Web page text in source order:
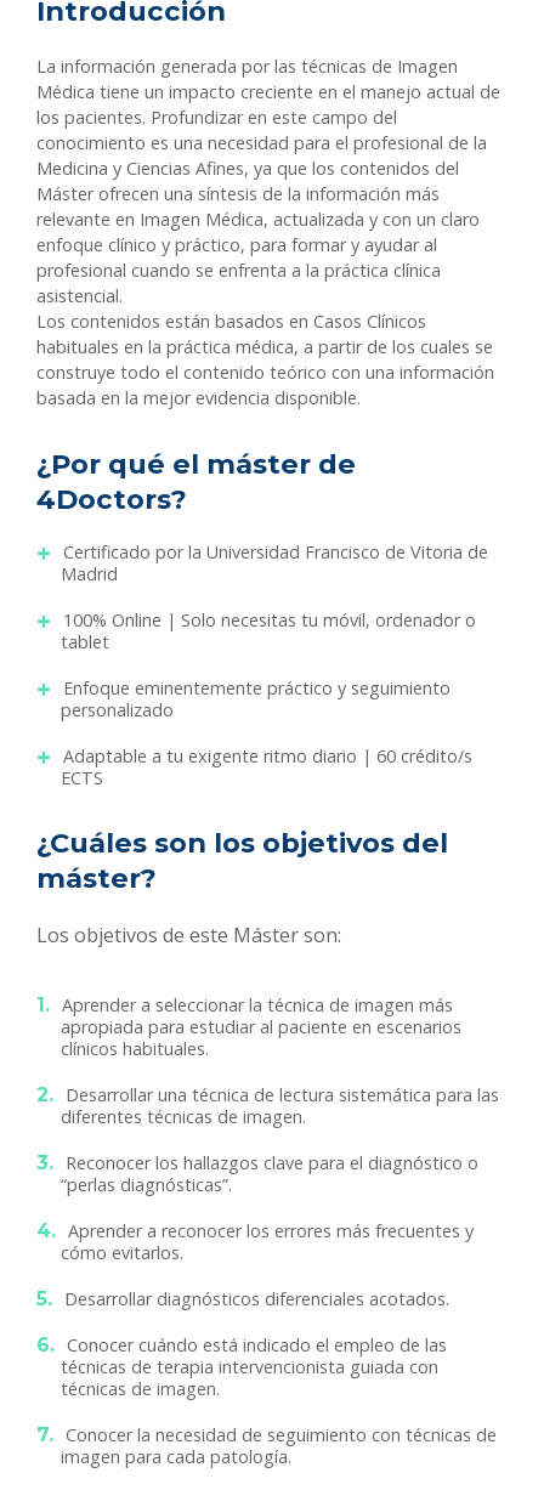
Introducción
La información generada por las técnicas de Imagen
Médica tiene un impacto creciente en el manejo actual de
los pacientes. Profundizar en este campo del
conocimiento es una necesidad para el profesional de la
Medicina y Ciencias Afines, ya que los contenidos del
Máster ofrecen una síntesis de la información más
relevante en Imagen Médica, actualizada y con un claro
enfoque clínico y práctico, para formar y ayudar al
profesional cuando se enfrenta a la práctica clínica
asistencial.
Los contenidos están basados en Casos Clínicos
habituales en la práctica médica, a partir de los cuales se
construye todo el contenido teórico con una información
basada en la mejor evidencia disponible.
¿Por qué el máster de
4Doctors?
Certificado por la Universidad Francisco de Vitoria de
Madrid
100% Online | Solo necesitas tu móvil, ordenador o
tablet
Enfoque eminentemente práctico y seguimiento
personalizado
Adaptable a tu exigente ritmo diario | 60 crédito/s
ECTS
¿Cuáles son los objetivos del
máster?
Los objetivos de este Máster son:
Aprender a seleccionar la técnica de imagen más
apropiada para estudiar al paciente en escenarios
clínicos habituales.
Desarrollar una técnica de lectura sistemática para las
diferentes técnicas de imagen.
Reconocer los hallazgos clave para el diagnóstico o
“perlas diagnósticas”.
Aprender a reconocer los errores más frecuentes y
cómo evitarlos.
Desarrollar diagnósticos diferenciales acotados.
Conocer cuándo está indicado el empleo de las
técnicas de terapia intervencionista guiada con
técnicas de imagen.
Conocer la necesidad de seguimiento con técnicas de
imagen para cada patología.